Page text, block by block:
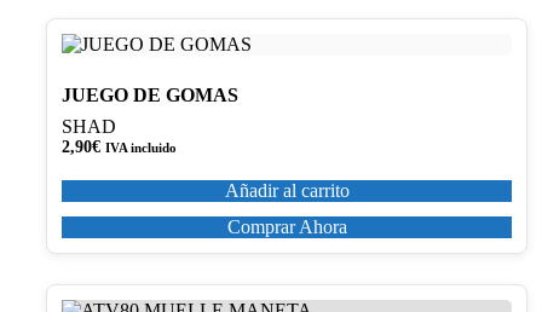
JUEGO DE GOMAS
SHAD
2,90€ IVA incluido
Añadir al carrito
Comprar Ahora